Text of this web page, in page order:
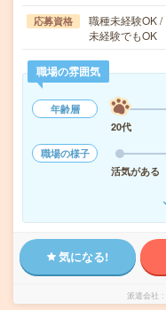
応募資格
職種未経験OK
未経験でもOK
職場の雰囲気
年齢層
20代
職場の様子
活気がある
気になる!
派遣会社